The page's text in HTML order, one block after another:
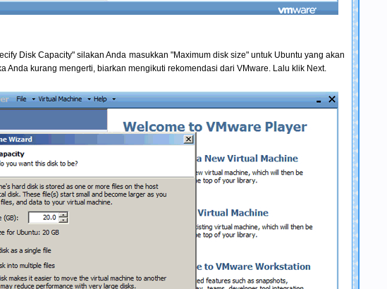
Disk Capacity" silakan Anda masukkan "Maximum disk size" untuk Ubuntu yang akan
Anda kurang mengerti, biarkan mengikuti rekomendasi dari VMware. Lalu klik Next.